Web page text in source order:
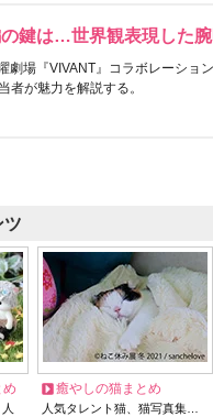
の鍵は…世界観表現した
劇場『VIVANT』コラボレーショ
者が魅力を解説する。
ツ
癒やしの猫まとめ
人気タレント猫、猫写真集…